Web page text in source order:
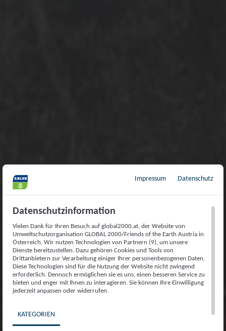
Impressum Datenschutz
Datenschutzinformation
Vielen Dank für Ihren Besuch auf global2000.at, der Website von
Umweltschutzorganisation GLOBAL 2000/Friends of the Earth Austria in
Österreich. Wir nutzen Technologien von Partnern (9), um unsere
Dienste bereitzustellen. Dazu gehören Cookies und Tools von
Drittanbietern zur Verarbeitung einiger Ihrer personenbezogenen Daten.
Diese Technologien sind für die Nutzung der Website nicht zwingend
erforderlich. Dennoch ermöglichen sie es uns, einen besseren Service zu
bieten und enger mit Ihnen zu interagieren. Sie können Ihre Einwilligung
jederzeit anpassen oder widerrufen.
KATEGORIEN